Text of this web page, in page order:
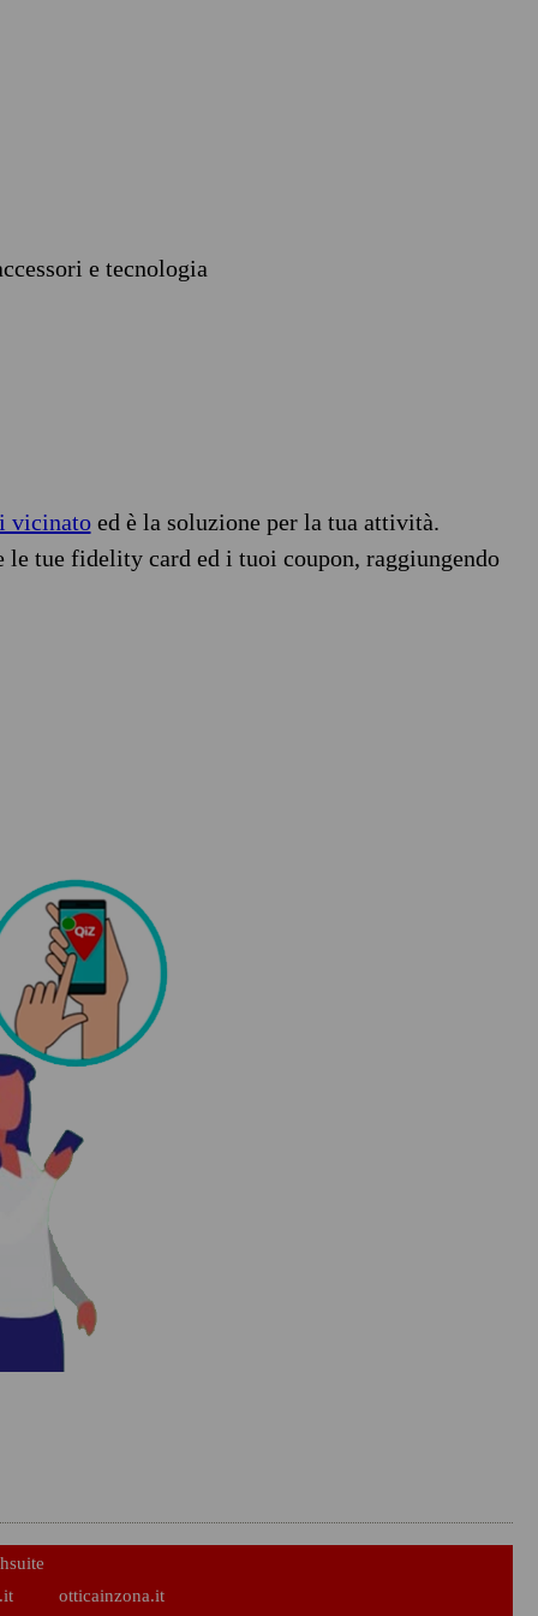
e tecnologia
vicinatoed è la soluzione per la tua attività.
tue fidelity card ed i tuoi coupon, raggiungendo
otticainzona.it